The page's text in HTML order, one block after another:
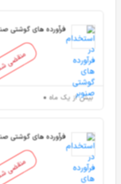
منقضی
فرآورده های گوشتی
بیش از یک ماه
منقضی
فرآورده های گوشتی